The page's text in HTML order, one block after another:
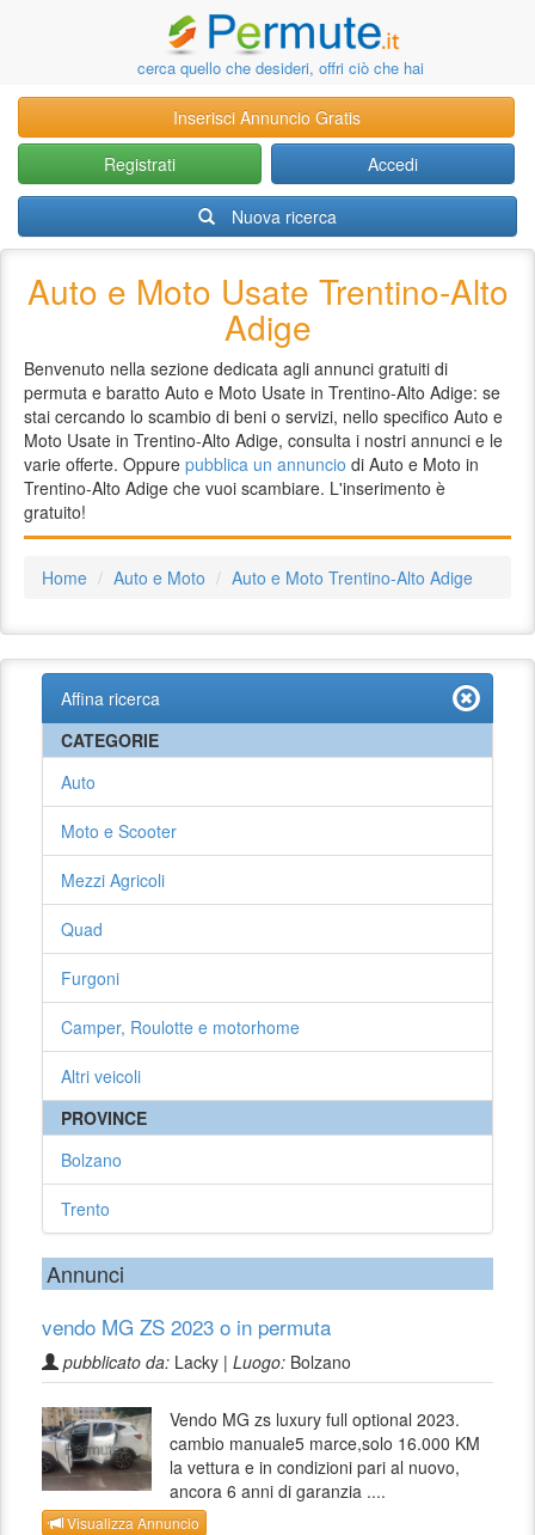
cerca quello che desideri, offri ciò che hai
Inserisci Annuncio Gratis
Registrati
Accedi
Nuova ricerca
Auto e Moto Usate Trentino-Alto
Adige
Benvenuto nella sezione dedicata agli annunci gratuiti di
permuta e baratto Auto e Moto Usate in Trentino-Alto Adige: se
stai cercando lo scambio di beni o servizi, nello specifico Auto e
Moto Usate in Trentino-Alto Adige, consulta i nostri annunci e le
varie offerte. Oppure pubblica un annuncio di Auto e Moto in
Trentino-Alto Adige che vuoi scambiare. L'inserimento è
gratuito!
Home Auto e Moto Auto e Moto Trentino-Alto Adige
Affina ricerca
CATEGORIE
Auto
Moto e Scooter
Mezzi Agricoli
Quad
Furgoni
Camper, Roulotte e motorhome
Altri veicoli
PROVINCE
Bolzano
Trento
Annunci
vendo MG ZS 2023 o in permuta
pubblicato da: Lacky | Luogo: Bolzano
Vendo MG zs luxury full optional 2023.
cambio manuale5 marce,solo 16.000 KM
la vettura e in condizioni pari al nuovo,
ancora 6 anni di garanzia ....
Visualizza Annuncio